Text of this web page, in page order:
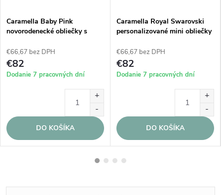
Caramella Baby Pink
novorodenecké obliečky s
€66,67 bez DPH
€82
Dodanie 7 pracovných dní
DO KOŠÍKA
Caramella Royal Swarovski
personalizované mini obliečky
€66,67 bez DPH
€82
Dodanie 7 pracovných dní
DO KOŠÍKA